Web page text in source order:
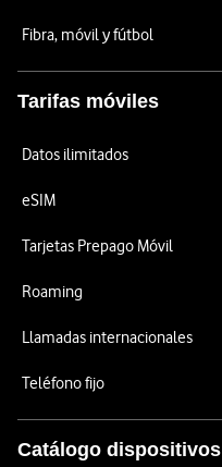
Fibra, móvil y fútbol
Tarifas móviles
Datos ilimitados
eSIM
Tarjetas Prepago Móvil
Roaming
Llamadas internacionales
Teléfono fijo
Catálogo dispositivos